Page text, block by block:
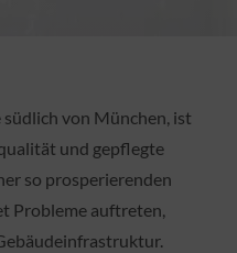
von München, ist
und gepflegte
so prosperierenden
Probleme auftreten,